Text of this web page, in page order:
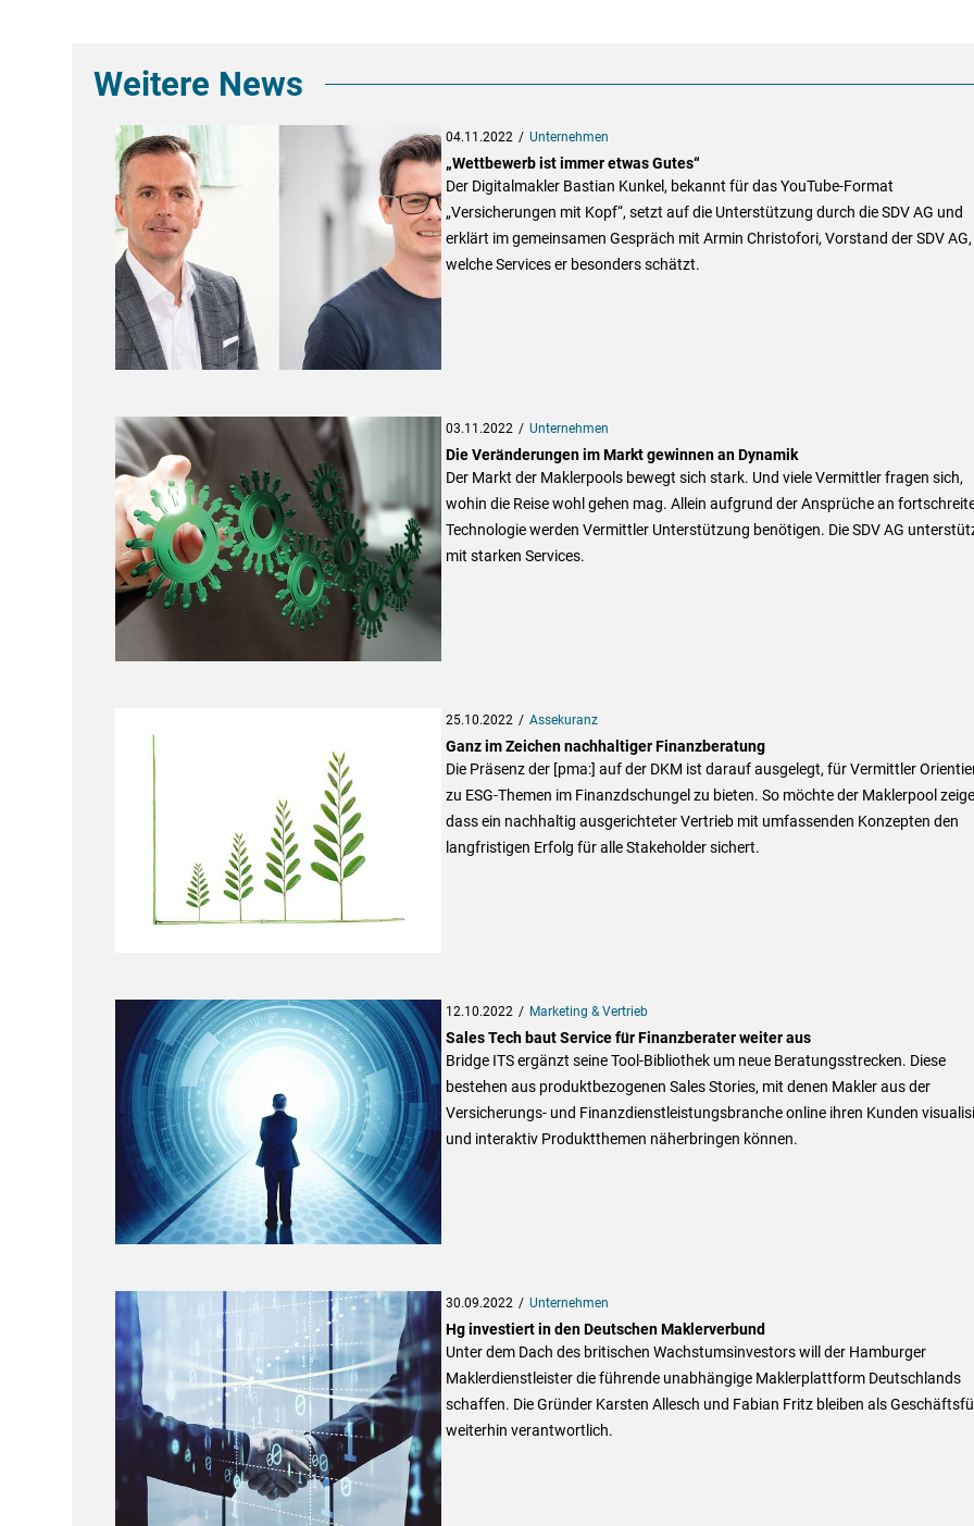
Weitere News
04.11.2022 Unternehmen
„Wettbewerb ist immer etwas Gutes“
Der Digitalmakler Bastian Kunkel, bekannt für das YouTube-Format
„Versicherungen mit Kopf“, setzt auf die Unterstützung durch die SDV AG und
erklärt im gemeinsamen Gespräch mit Armin Christofori, Vorstand der SDV AG,
welche Services er besonders schätzt.
03.11.2022 Unternehmen
Die Veränderungen im Markt gewinnen an Dynamik
Der Markt der Maklerpools bewegt sich stark. Und viele Vermittler fragen sich,
wohin die Reise wohl gehen mag. Allein aufgrund der Ansprüche an
Technologie werden Vermittler Unterstützung benötigen. Die SDV AG
mit starken Services.
25.10.2022 Assekuranz
Ganz im Zeichen nachhaltiger Finanzberatung
Die Präsenz der [pma:] auf der DKM ist darauf ausgelegt, für Vermittler
zu ESG-Themen im Finanzdschungel zu bieten. So möchte der Maklerpool
dass ein nachhaltig ausgerichteter Vertrieb mit umfassenden Konzepten den
langfristigen Erfolg für alle Stakeholder sichert.
12.10.2022 Marketing & Vertrieb
Sales Tech baut Service für Finanzberater weiter aus
Bridge ITS ergänzt seine Tool-Bibliothek um neue Beratungsstrecken. Diese
bestehen aus produktbezogenen Sales Stories, mit denen Makler aus der
Versicherungs- und Finanzdienstleistungsbranche online ihren Kunden
und interaktiv Produktthemen näherbringen können.
30.09.2022 Unternehmen
Hg investiert in den Deutschen Maklerverbund
Unter dem Dach des britischen Wachstumsinvestors will der Hamburger
Maklerdienstleister die führende unabhängige Maklerplattform Deutschlands
schaffen. Die Gründer Karsten Allesch und Fabian Fritz bleiben als
weiterhin verantwortlich.